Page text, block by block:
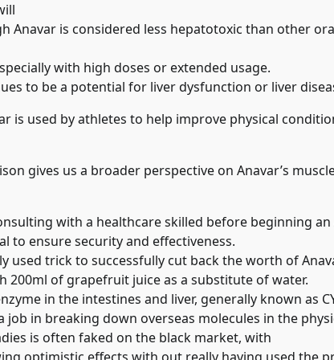
Anavar is considered less hepatotoxic than other
with high doses or extended usage.
to be a potential for liver dysfunction or liver
is used by athletes to help improve physical
gives us a broader perspective on Anavar’s
with a healthcare skilled before beginning an
to ensure security and effectiveness.
used trick to successfully cut back the worth of
200ml of grapefruit juice as a substitute of water.
in the intestines and liver, generally known as
job in breaking down overseas molecules in the
is often faked on the black market, with